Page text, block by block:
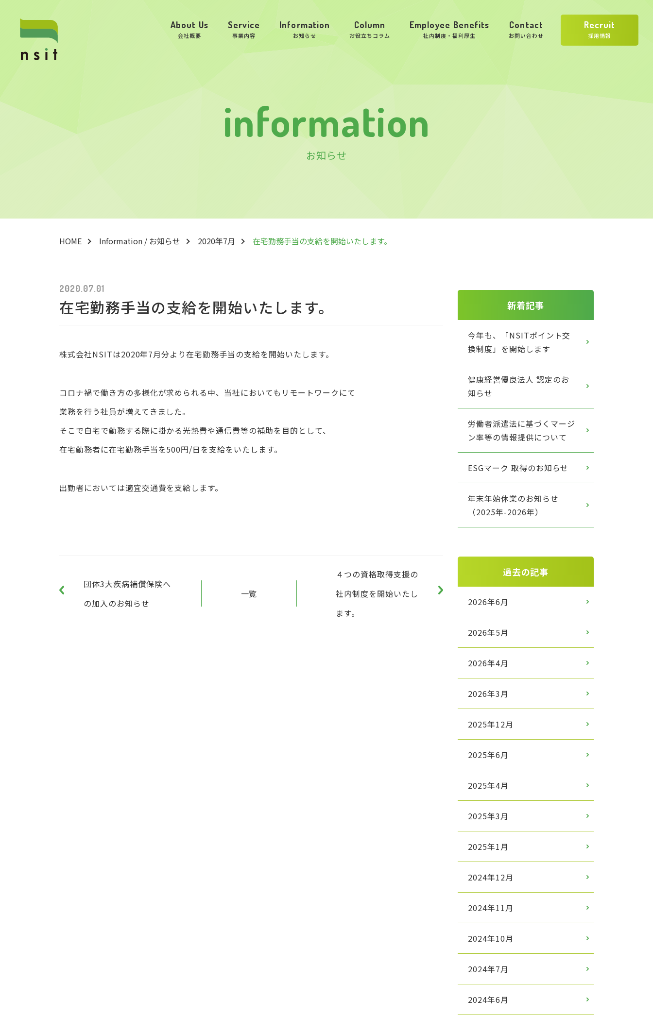
About Us
会社概要
Service
事業内容
Information
お知らせ
Column
お役立ちコラム
Employee Benefits
社内制度・福利厚生
Contact
お問い合わせ
Recruit
採用情報
information
お知らせ
HOME Information / お知らせ 2020年7月 在宅勤務手当の支給を開始いたします。
2020.07.01
在宅勤務手当の支給を開始いたします。
株式会社NSITは2020年7月分より在宅勤務手当の支給を開始いたします。
コロナ禍で働き方の多様化が求められる中、当社においてもリモートワークにて
業務を行う社員が増えてきました。
そこで自宅で勤務する際に掛かる光熱費や通信費等の補助を目的として、
在宅勤務者に在宅勤務手当を500円/日を支給をいたします。
出勤者においては適宜交通費を支給します。
団体3大疾病補償保険へ
の加入のお知らせ
一覧
４つの資格取得支援の
社内制度を開始いたし
ます。
新着記事
今年も、「NSITポイント交
換制度」を開始します
健康経営優良法人 認定のお
知らせ
労働者派遣法に基づくマージ
ン率等の情報提供について
ESGマーク 取得のお知らせ
年末年始休業のお知らせ
（2025年-2026年）
過去の記事
2026年6月
2026年5月
2026年4月
2026年3月
2025年12月
2025年6月
2025年4月
2025年3月
2025年1月
2024年12月
2024年11月
2024年10月
2024年7月
2024年6月